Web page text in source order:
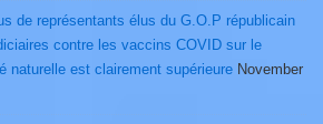
de représentants élus du G.O.P républicain
contre les vaccins COVID sur le
naturelle est clairement supérieure November